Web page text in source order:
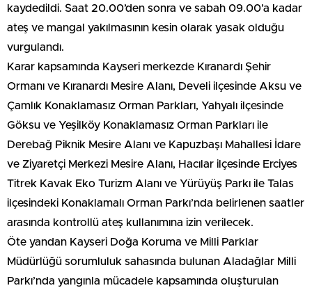
kaydedildi. Saat 20.00’den sonra ve sabah 09.00’a kadar
ateş ve mangal yakılmasının kesin olarak yasak olduğu
vurgulandı.
Karar kapsamında Kayseri merkezde Kıranardı Şehir
Ormanı ve Kıranardı Mesire Alanı, Develi ilçesinde Aksu ve
Çamlık Konaklamasız Orman Parkları, Yahyalı ilçesinde
Göksu ve Yeşilköy Konaklamasız Orman Parkları ile
Derebağ Piknik Mesire Alanı ve Kapuzbaşı Mahallesi İdare
ve Ziyaretçi Merkezi Mesire Alanı, Hacılar ilçesinde Erciyes
Titrek Kavak Eko Turizm Alanı ve Yürüyüş Parkı ile Talas
ilçesindeki Konaklamalı Orman Parkı’nda belirlenen saatler
arasında kontrollü ateş kullanımına izin verilecek.
Öte yandan Kayseri Doğa Koruma ve Milli Parklar
Müdürlüğü sorumluluk sahasında bulunan Aladağlar Milli
Parkı’nda yangınla mücadele kapsamında oluşturulan